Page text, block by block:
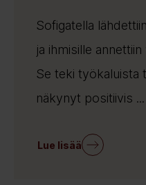
Sofigatella
ja ihmisille
Se teki työkaluista
näkynyt positiivis ...
Lue lisää